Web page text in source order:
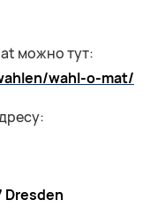
можно тут:
/wahl-o-mat/
Dresden